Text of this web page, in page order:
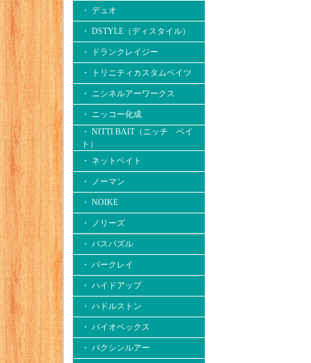
・ デュオ
・ DSTYLE（ディスタイル）
・ ドランクレイジー
・ トリニティカスタムベイツ
・ ニシネルアーワークス
・ ニッコー化成
・ NITTI BAIT（ニッチ ベイ
ト）
・ ネットベイト
・ ノーマン
・ NOIKE
・ ノリーズ
・ バスパズル
・ バークレイ
・ ハイドアップ
・ ハドルストン
・ バイオベックス
・ バクシンルアー